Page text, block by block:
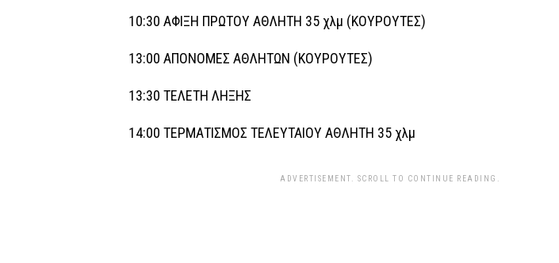
10:30 AΦΙΞΗ ΠΡΩΤΟΥ ΑΘΛΗΤΗ 35 χλμ (ΚΟΥΡΟΥΤΕΣ)
13:00 ΑΠΟΝΟΜΕΣ ΑΘΛΗΤΩΝ (ΚΟΥΡΟΥΤΕΣ)
13:30 TEΛΕΤΗ ΛΗΞΗΣ
14:00 ΤΕΡΜΑΤΙΣΜΟΣ ΤΕΛΕΥΤΑΙΟΥ ΑΘΛΗΤΗ 35 χλμ
ADVERTISEMENT. SCROLL TO CONTINUE READING.